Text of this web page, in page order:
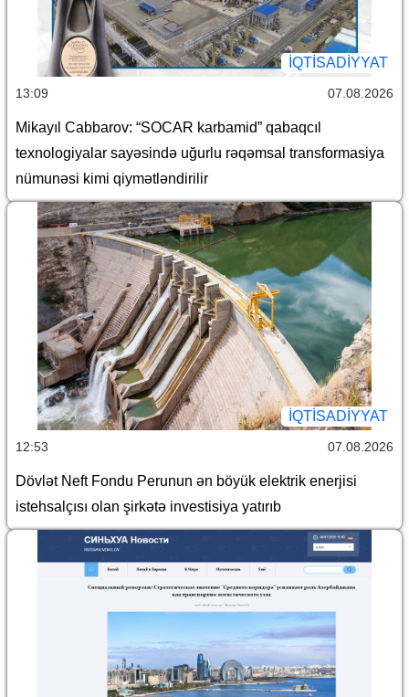
İQTİSADİYYAT
13:09 07.08.2026
Mikayıl Cabbarov: “SOCAR karbamid” qabaqcıl
texnologiyalar sayəsində uğurlu rəqəmsal transformasiya
nümunəsi kimi qiymətləndirilir
İQTİSADİYYAT
12:53 07.08.2026
Dövlət Neft Fondu Perunun ən böyük elektrik enerjisi
istehsalçısı olan şirkətə investisiya yatırıb